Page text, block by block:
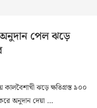
পেল ঝড়ে
ঝড়ে ক্ষতিগ্রস্ত ৯০০
অনুদান দেয়া …